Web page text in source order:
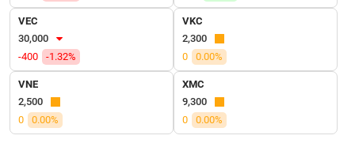
VEC
30,000
-400
-1.32%
VKC
2,300
0
0.00%
VNE
2,500
0
0.00%
XMC
9,300
0
0.00%
BẤT
ĐỘNG
SẢN
chứng
khoán
(-)